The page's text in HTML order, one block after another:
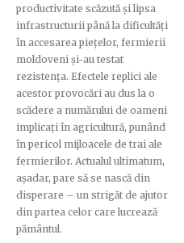
productivitate scăzută și lipsa
infrastructurii până la dificultăți
în accesarea piețelor, fermierii
moldoveni și-au testat
rezistența. Efectele replici ale
acestor provocări au dus la o
scădere a numărului de oameni
implicați în agricultură, punând
în pericol mijloacele de trai ale
fermierilor. Actualul ultimatum,
așadar, pare să se nască din
disperare – un strigăt de ajutor
din partea celor care lucrează
pământul.